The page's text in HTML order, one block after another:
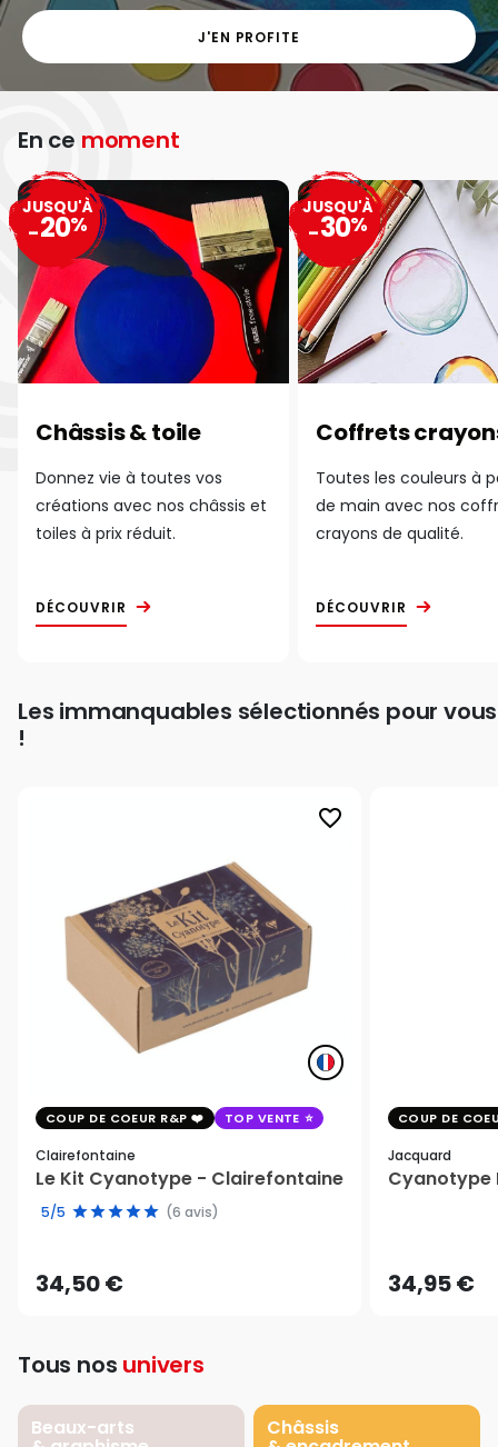
J'EN PROFITE
En ce moment
Châssis & toile
Donnez vie à toutes vos
créations avec nos châssis et
toiles à prix réduit.
DÉCOUVRIR
JUSQU'À
-20%
Coffrets
Toutes les couleurs à
de main avec nos
crayons de qualité.
DÉCOUVRIR
JUSQU'À
-30%
Les immanquables sélectionnés pour vous
!
favorite_border
COUP DE COEUR R&P TOP VENTE
Clairefontaine
Le Kit Cyanotype - Clairefontaine
5/5 (6 avis)
34,50 €
COUP DE
Jacquard
Cyanotype
34,95 €
Tous nos univers
Beaux-arts Châssis